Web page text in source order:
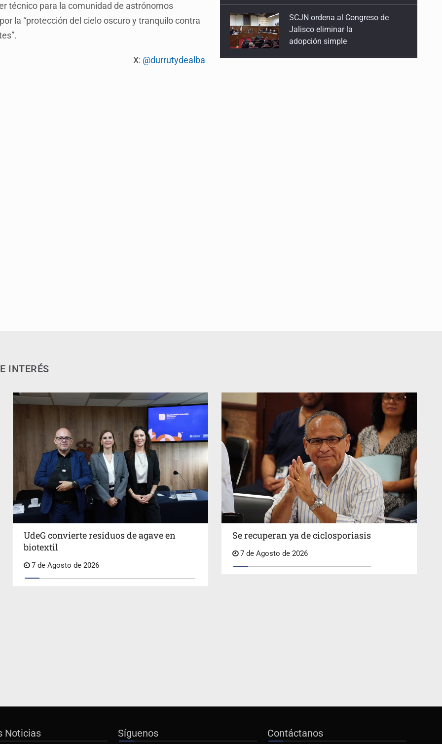
técnico para la comunidad de astrónomos
la “protección del cielo oscuro y tranquilo contra
X: @durrutydealba
Bruno y el universo
9 de Febrero de 2026
Cae ex mando por agresión a ex
pareja y procesan a agente por
abuso a menor
INTERÉS
UdeG convierte residuos de agave en
biotextil
7 de Agosto de 2026
Se recuperan ya de ciclosporiasis
7 de Agosto de 2026
Noticias Síguenos Contáctanos